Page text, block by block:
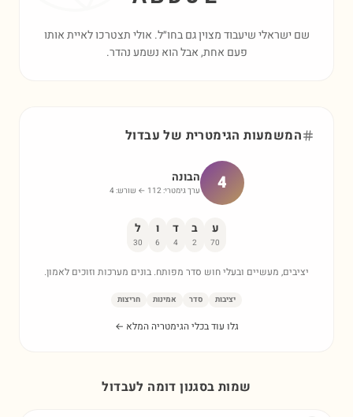
שם ישראלי שיעבוד מצוין גם בחו״ל. אולי תצטרכו לאיית אותו
פעם אחת, אבל הוא נשמע נהדר.
המשמעות הגימטרית של עבדול
4 הבונה
ערך גימטרי:112 ← שורש: 4
ע
70
ב
2
ד
4
ו
6
ל
30
יציבים, מעשיים ובעלי חוש סדר מפותח. בונים מערכות וזוכים לאמון.
יציבות סדר אמינות חריצות
גלו עוד בכלי הגימטריה המלא ←
שמות בסגנון דומה לעבדול